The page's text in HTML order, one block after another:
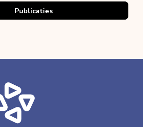
Publicaties